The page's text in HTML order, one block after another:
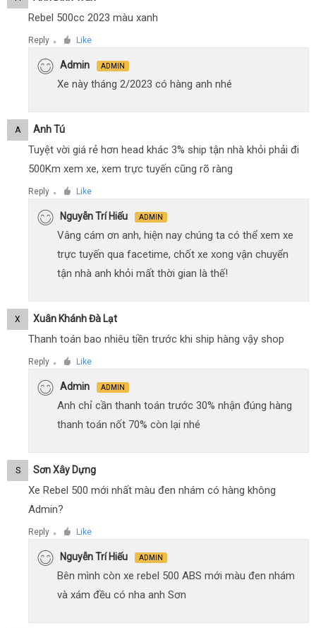
Rebel 500cc 2023 màu xanh
Reply ● Like
Admin ADMIN
Xe này tháng 2/2023 có hàng anh nhé
A Anh Tú
Tuyệt vời giá rẻ hơn head khác 3% ship tận nhà khỏi phải đi
500Km xem xe, xem trực tuyến cũng rõ ràng
Reply ● Like
Nguyễn Trí Hiếu ADMIN
Vâng cám ơn anh, hiện nay chúng ta có thể xem xe
trực tuyến qua facetime, chốt xe xong vận chuyển
tận nhà anh khỏi mất thời gian là thế!
X Xuân Khánh Đà Lạt
Thanh toán bao nhiêu tiền trước khi ship hàng vậy shop
Reply ● Like
Admin ADMIN
Anh chỉ cần thanh toán trước 30% nhận đúng hàng
thanh toán nốt 70% còn lại nhé
S Sơn Xây Dựng
Xe Rebel 500 mới nhất màu đen nhám có hàng không
Admin?
Reply ● Like
Nguyễn Trí Hiếu ADMIN
Bên mình còn xe rebel 500 ABS mới màu đen nhám
và xám đều có nha anh Sơn